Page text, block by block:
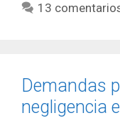
13
Demandas
negligencia